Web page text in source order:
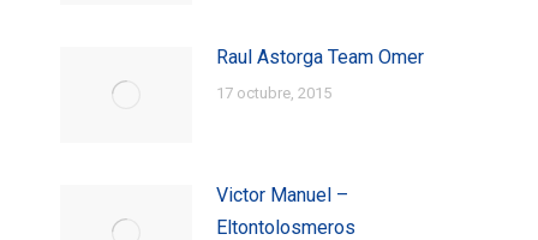
Raul Astorga Team Omer
17 octubre, 2015
Victor Manuel –
Eltontolosmeros